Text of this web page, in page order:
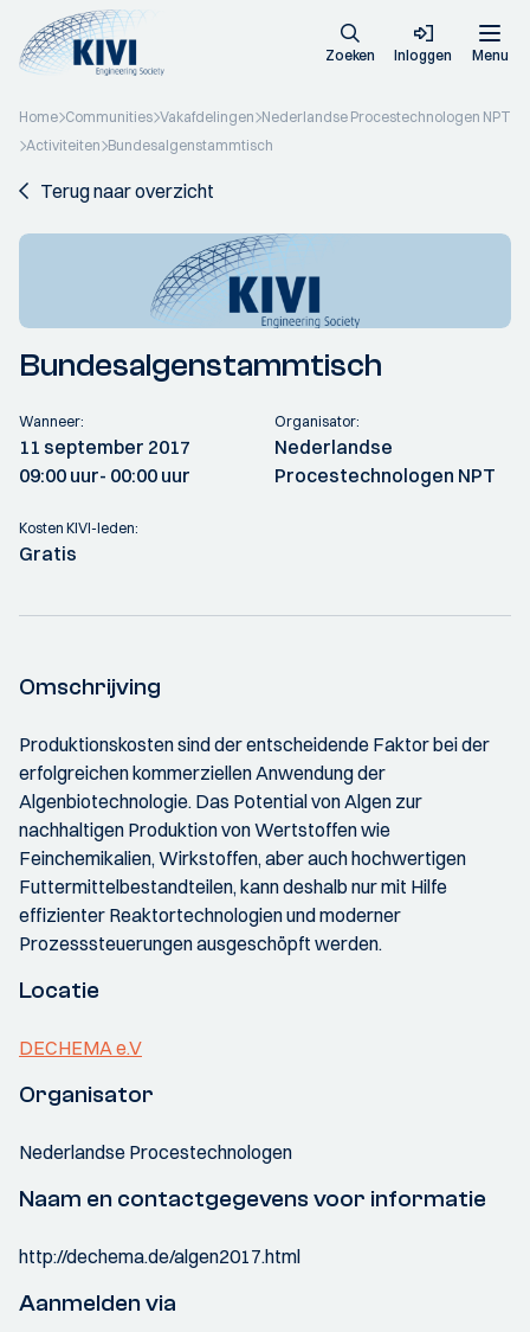
Zoeken Inloggen Menu
Home Communities Vakafdelingen Nederlandse Procestechnologen NPT
Activiteiten Bundesalgenstammtisch
Terug naar overzicht
Bundesalgenstammtisch
Wanneer:
11 september 2017
09:00 uur- 00:00 uur
Organisator:
Nederlandse
Procestechnologen NPT
Kosten KIVI-leden:
Gratis
Omschrijving
Produktionskosten sind der entscheidende Faktor bei der
erfolgreichen kommerziellen Anwendung der
Algenbiotechnologie. Das Potential von Algen zur
nachhaltigen Produktion von Wertstoffen wie
Feinchemikalien, Wirkstoffen, aber auch hochwertigen
Futtermittelbestandteilen, kann deshalb nur mit Hilfe
effizienter Reaktortechnologien und moderner
Prozesssteuerungen ausgeschöpft werden.
Locatie
DECHEMA e.V
Organisator
Nederlandse Procestechnologen
Naam en contactgegevens voor informatie
http://dechema.de/algen2017.html
Aanmelden via